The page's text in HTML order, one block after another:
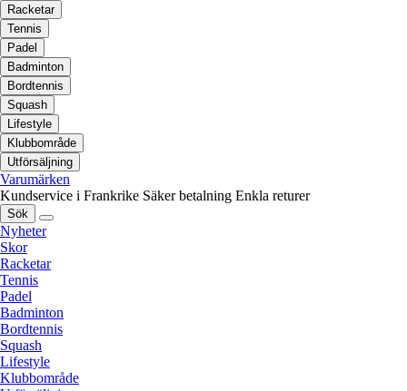
Racketar
Tennis
Padel
Badminton
Bordtennis
Squash
Lifestyle
Klubbområde
Utförsäljning
Varumärken
Kundservice i Frankrike Säker betalning Enkla returer
Sök
Nyheter
Skor
Racketar
Tennis
Padel
Badminton
Bordtennis
Squash
Lifestyle
Klubbområde